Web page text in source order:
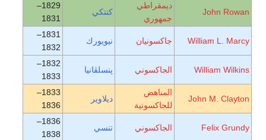
John Rowan
ديمقراطي
جمهوري
كنتكي
1829–
1831
William L. Marcy جاكسونيان نيويورك
1831–
1832
William Wilkins الجاكسوني پنسلڤانيا
1832–
1833
John M. Clayton
المناهض
للجاكسونية
ديلاوير
1833–
1836
Felix Grundy الجاكسوني تنسي
1836–
1838